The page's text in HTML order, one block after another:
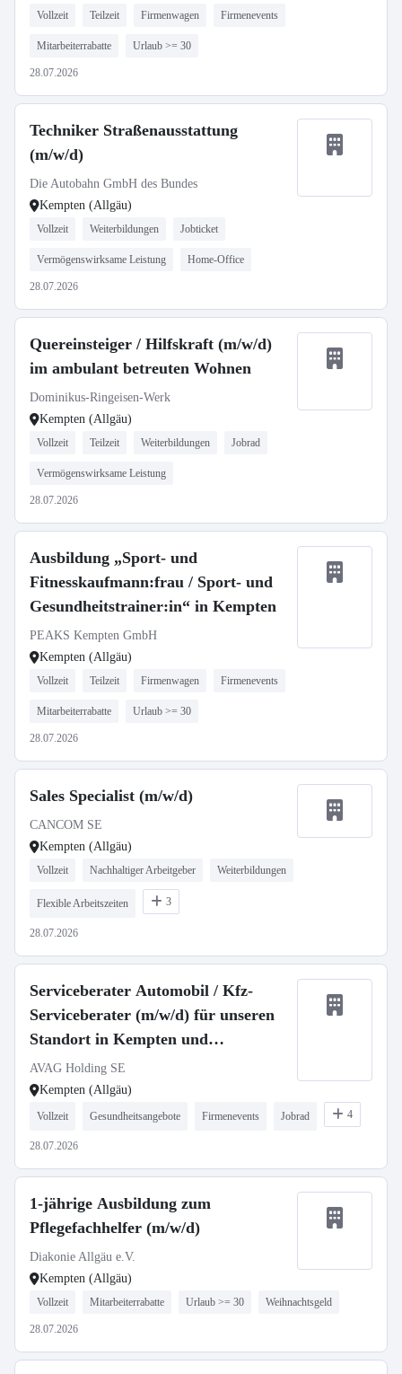
Vollzeit Teilzeit Firmenwagen Firmenevents
Mitarbeiterrabatte Urlaub >= 30
28.07.2026
Techniker Straßenausstattung
(m/w/d)
Die Autobahn GmbH des Bundes
Kempten (Allgäu)
Vollzeit Weiterbildungen Jobticket
Vermögenswirksame Leistung Home-Office
28.07.2026
Quereinsteiger / Hilfskraft (m/w/d)
im ambulant betreuten Wohnen
Dominikus-Ringeisen-Werk
Kempten (Allgäu)
Vollzeit Teilzeit Weiterbildungen Jobrad
Vermögenswirksame Leistung
28.07.2026
Ausbildung „Sport- und
Fitnesskaufmann:frau / Sport- und
Gesundheitstrainer:in“ in Kempten
PEAKS Kempten GmbH
Kempten (Allgäu)
Vollzeit Teilzeit Firmenwagen Firmenevents
Mitarbeiterrabatte Urlaub >= 30
28.07.2026
Sales Specialist (m/w/d)
CANCOM SE
Kempten (Allgäu)
Vollzeit Nachhaltiger Arbeitgeber Weiterbildungen
Flexible Arbeitszeiten 3
28.07.2026
Serviceberater Automobil / Kfz-
Serviceberater (m/w/d) für unseren
Standort in Kempten und
Kaufbeuren
AVAG Holding SE
Kempten (Allgäu)
Vollzeit Gesundheitsangebote Firmenevents Jobrad 4
28.07.2026
1-jährige Ausbildung zum
Pflegefachhelfer (m/w/d)
Diakonie Allgäu e.V.
Kempten (Allgäu)
Vollzeit Mitarbeiterrabatte Urlaub >= 30 Weihnachtsgeld
28.07.2026